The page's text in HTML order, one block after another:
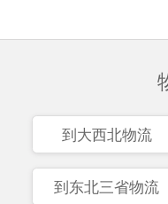
到大西北物流
到东北三省物流